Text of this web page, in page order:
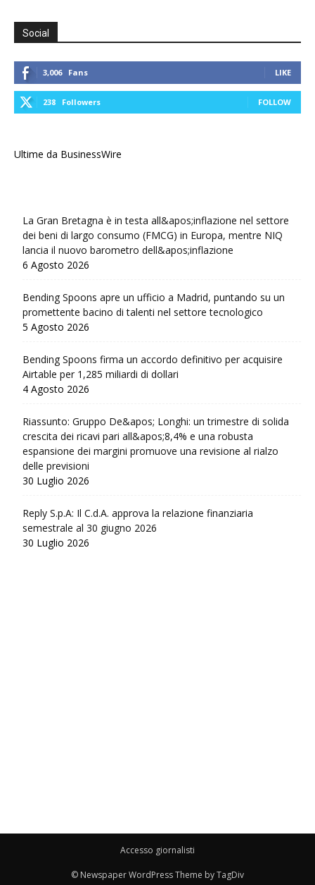
Social
3,006 Fans LIKE
238 Followers FOLLOW
Ultime da BusinessWire
La Gran Bretagna è in testa all&apos;inflazione nel settore
dei beni di largo consumo (FMCG) in Europa, mentre NIQ
lancia il nuovo barometro dell&apos;inflazione
6 Agosto 2026
Bending Spoons apre un ufficio a Madrid, puntando su un
promettente bacino di talenti nel settore tecnologico
5 Agosto 2026
Bending Spoons firma un accordo definitivo per acquisire
Airtable per 1,285 miliardi di dollari
4 Agosto 2026
Riassunto: Gruppo De&apos; Longhi: un trimestre di solida
crescita dei ricavi pari all&apos;8,4% e una robusta
espansione dei margini promuove una revisione al rialzo
delle previsioni
30 Luglio 2026
Reply S.p.A: Il C.d.A. approva la relazione finanziaria
semestrale al 30 giugno 2026
30 Luglio 2026
Accesso giornalisti
© Newspaper WordPress Theme by TagDiv